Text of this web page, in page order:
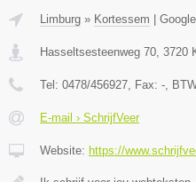
Limburg » Kortessem
Hasseltsesteenweg 70, 3720
Tel: 0478/456927, Fax: -,
E-mail › SchrijfVeer
Website: https://